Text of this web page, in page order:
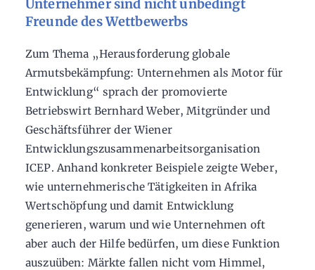
Unternehmer sind nicht unbedingt
Freunde des Wettbewerbs
Zum Thema „Herausforderung globale
Armutsbekämpfung: Unternehmen als Motor für
Entwicklung“ sprach der promovierte
Betriebswirt Bernhard Weber, Mitgründer und
Geschäftsführer der Wiener
Entwicklungszusammenarbeitsorganisation
ICEP. Anhand konkreter Beispiele zeigte Weber,
wie unternehmerische Tätigkeiten in Afrika
Wertschöpfung und damit Entwicklung
generieren, warum und wie Unternehmen oft
aber auch der Hilfe bedürfen, um diese Funktion
auszuüben: Märkte fallen nicht vom Himmel,